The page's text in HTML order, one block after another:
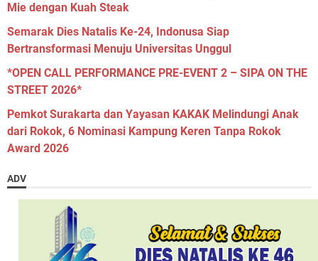
Mie dengan Kuah Steak
Semarak Dies Natalis Ke-24, Indonusa Siap
Bertransformasi Menuju Universitas Unggul
*OPEN CALL PERFORMANCE PRE-EVENT 2 – SIPA ON THE
STREET 2026*
Pemkot Surakarta dan Yayasan KAKAK Melindungi Anak
dari Rokok, 6 Nominasi Kampung Keren Tanpa Rokok
Award 2026
ADV